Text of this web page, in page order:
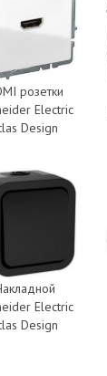
розетки
Electric
Design
Electric
Design